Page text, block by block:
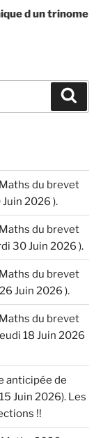
d un trinome
du brevet
2026 ).
du brevet
30 Juin 2026 ).
du brevet
Juin 2026 ).
du brevet
18 Juin 2026
anticipée de
Juin 2026). Les
!!